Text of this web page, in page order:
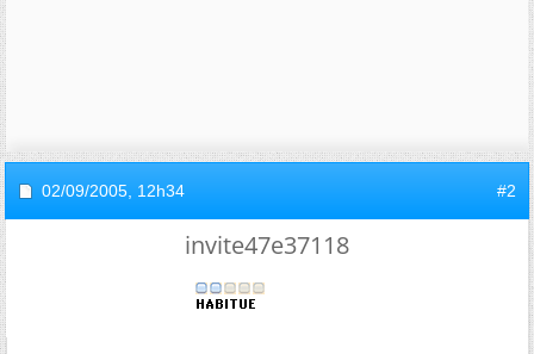
02/09/2005, 12h34 #2
invite47e37118